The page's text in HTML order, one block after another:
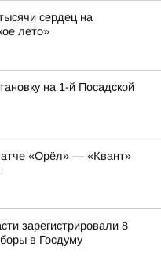
сердец на
лето»
на 1-й Посадской
«Орёл» — «Квант»
зарегистрировали 8
в Госдуму